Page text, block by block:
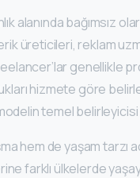
alanında bağımsız
üreticileri, reklam
genellikle
hizmete göre
temel
hem de yaşam tarzı
farklı ülkelerde